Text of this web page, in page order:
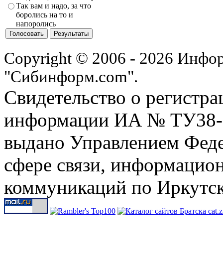
Так вам и надо, за что
боролись на то и
напоролись
Copyright © 2006 - 2026
"Сибинформ.com".
Свидетельство о
информации ИА № ТУ38-
выдано Управлением
сфере связи,
коммуникаций по